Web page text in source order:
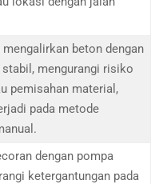
beton dengan
mengurangi risiko
pemisahan material,
pada metode
dengan pompa
ketergantungan pada